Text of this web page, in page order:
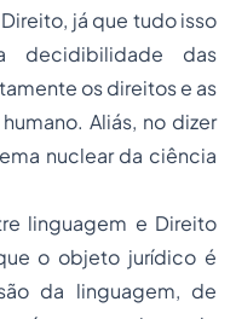
já que tudo isso
decidibilidade das
os direitos e as
Aliás, no dizer
nuclear da ciência
linguagem e Direito
o objeto jurídico é
da linguagem, de